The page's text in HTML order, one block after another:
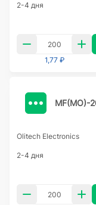
2-4 дня
1,77 ₽
MF(MO)-
Olitech Electronics
2-4 дня